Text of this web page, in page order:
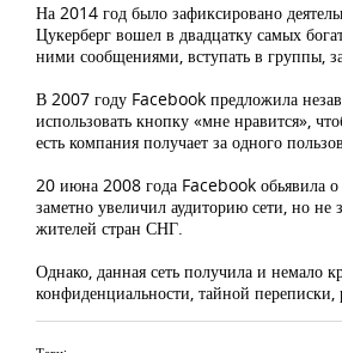
На 2014 год было зафиксировано
Цукерберг вошел в двадцатку самых
ними сообщениями, вступать в группы,
В 2007 году Facebook предложила
использовать кнопку «мне нравится»,
есть компания получает за одного
20 июна 2008 года Facebook обьявила о
заметно увеличил аудиторию сети, но
жителей стран СНГ.
Однако, данная сеть получила и
конфиденциальности, тайной переписки,